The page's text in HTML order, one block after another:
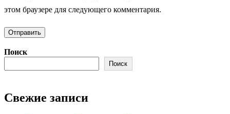
этом браузере для следующего комментария.
Поиск
Поиск
Свежие записи